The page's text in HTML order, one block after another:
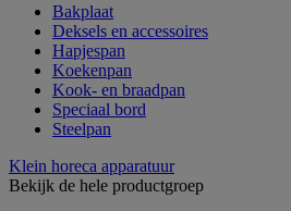
Bakplaat
Deksels en accessoires
Hapjespan
Koekenpan
Kook- en braadpan
Speciaal bord
Steelpan
Klein horeca apparatuur
Bekijk de hele productgroep